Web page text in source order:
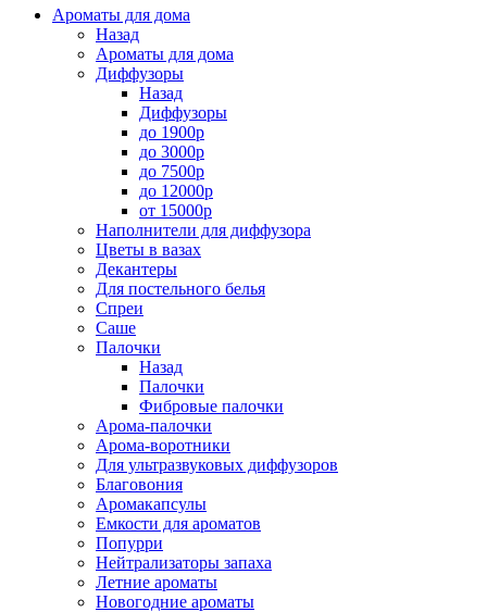
Ароматы для дома
Назад
Ароматы для дома
Диффузоры
Назад
Диффузоры
до 1900р
до 3000р
до 7500р
до 12000р
от 15000р
Наполнители для диффузора
Цветы в вазах
Декантеры
Для постельного белья
Спреи
Саше
Палочки
Назад
Палочки
Фибровые палочки
Арома-палочки
Арома-воротники
Для ультразвуковых диффузоров
Благовония
Аромакапсулы
Емкости для ароматов
Попурри
Нейтрализаторы запаха
Летние ароматы
Новогодние ароматы